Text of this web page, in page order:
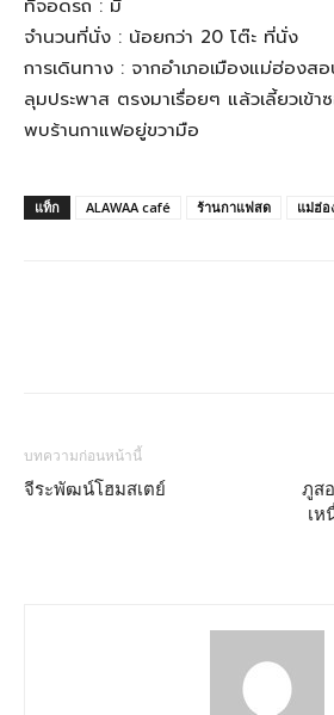
ที่จอดรถ : มี
จำนวนที่นั่ง : น้อยกว่า 20 โต๊ะ ที่นั่ง
การเดินทาง : จากอำเภอเมืองแม่ฮ่อง
ลุมประพาส ตรงมาเรื่อยๆ แล้วเลี้ยวเข้
พบร้านกาแฟอยู่ขวามือ
แท็ก ALAWAA café ร้านกาแฟสด แม่ฮ่อ
บทความก่อนหน้านี้
จีระพัฒน์โฮมสเตย์
ภูส
เห